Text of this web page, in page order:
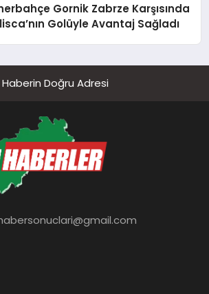
Gornik Zabrze Karşısında
Golüyle Avantaj Sağladı
Haberin Doğru Adresi